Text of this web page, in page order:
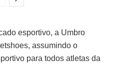
esportivo, a Umbro
assumindo o
para todos atletas da